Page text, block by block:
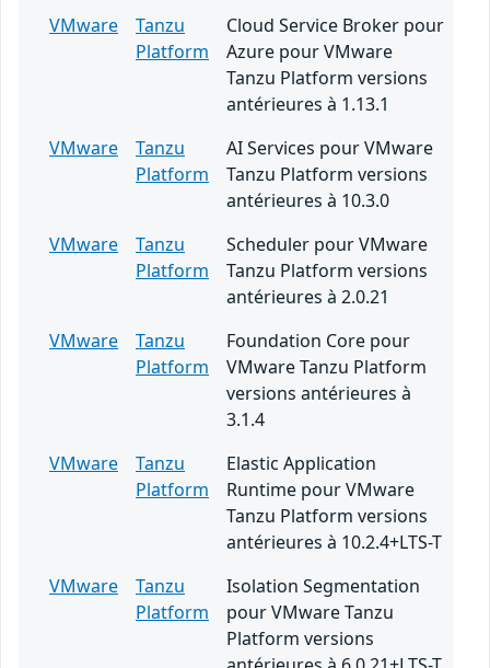
VMware
Tanzu
Platform
Cloud Service Broker pour
Azure pour VMware
Tanzu Platform versions
antérieures à 1.13.1
VMware
Tanzu
Platform
AI Services pour VMware
Tanzu Platform versions
antérieures à 10.3.0
VMware
Tanzu
Platform
Scheduler pour VMware
Tanzu Platform versions
antérieures à 2.0.21
VMware
Tanzu
Platform
Foundation Core pour
VMware Tanzu Platform
versions antérieures à
3.1.4
VMware
Tanzu
Platform
Elastic Application
Runtime pour VMware
Tanzu Platform versions
antérieures à 10.2.4+LTS-T
VMware
Tanzu
Platform
Isolation Segmentation
pour VMware Tanzu
Platform versions